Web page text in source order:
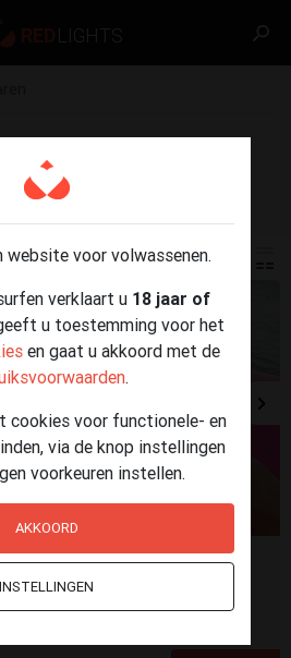
website voor volwassenen.
verklaart u 18 jaar of
u toestemming voor het
en gaat u akkoord met de
.
cookies voor functionele- en
via de knop instellingen
voorkeuren instellen.
AKKOORD
INSTELLINGEN
Laren
voor Thuisontvangst Laren